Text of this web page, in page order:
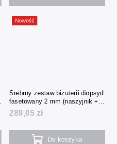
Nowość
Srebrny zestaw biżuterii diopsyd
fasetowany 2 mm (naszyjnik +
bransoletka + kolczyki)
289,05 zł
Do koszyka